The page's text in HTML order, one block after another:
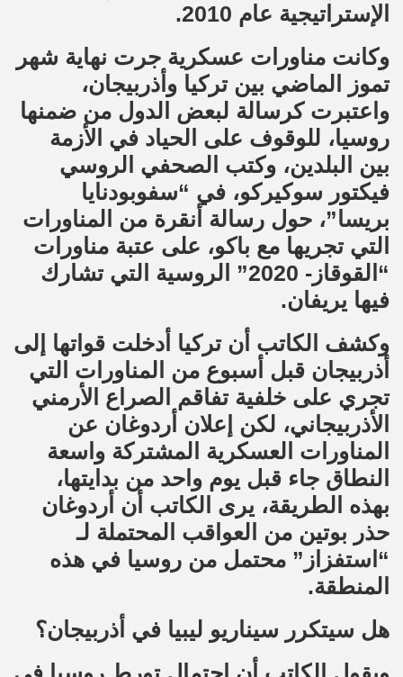
الإستراتيجية عام 2010.
وكانت مناورات عسكرية جرت نهاية شهر
تموز الماضي بين تركيا وأذربيجان،
واعتبرت كرسالة لبعض الدول من ضمنها
روسيا، للوقوف على الحياد في الأزمة
بين البلدين، وكتب الصحفي الروسي
فيكتور سوكيركو، في “سفوبودنايا
بريسا”، حول رسالة أنقرة من المناورات
التي تجريها مع باكو، على عتبة مناورات
“القوقاز- 2020” الروسية التي تشارك
فيها يريفان.
وكشف الكاتب أن تركيا أدخلت قواتها إلى
أذربيجان قبل أسبوع من المناورات التي
تجري على خلفية تفاقم الصراع الأرمني
الأذربيجاني، لكن إعلان أردوغان عن
المناورات العسكرية المشتركة واسعة
النطاق جاء قبل يوم واحد من بدايتها،
بهذه الطريقة، يرى الكاتب أن أردوغان
حذر بوتين من العواقب المحتملة لـ
“استفزاز” محتمل من روسيا في هذه
المنطقة.
هل سيتكرر سيناريو ليبيا في أذربيجان؟